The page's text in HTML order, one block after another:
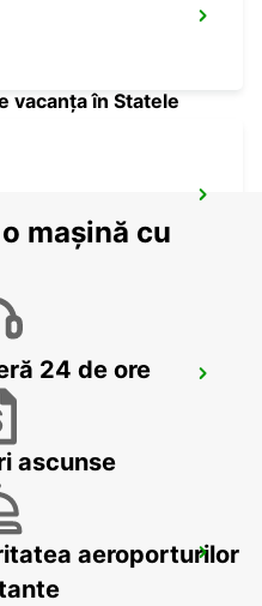
vacanța în Statele
mașină cu
24 de ore
ascunse
aeroporturilor